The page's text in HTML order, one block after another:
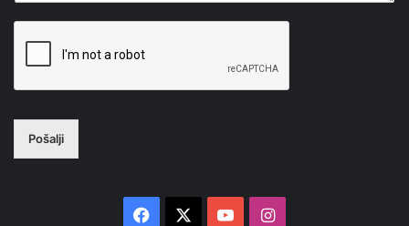
Pošalji
Facebook YouTubeInstagram